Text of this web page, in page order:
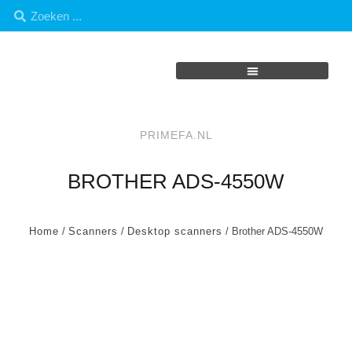
PRIMEFA.NL
BROTHER ADS-4550W
Home / Scanners / Desktop scanners / Brother ADS-4550W